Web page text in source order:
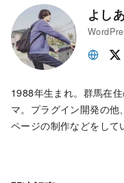
よし
1988年生まれ。群馬在
マ。プラグイン開発の
ページの制作などをして